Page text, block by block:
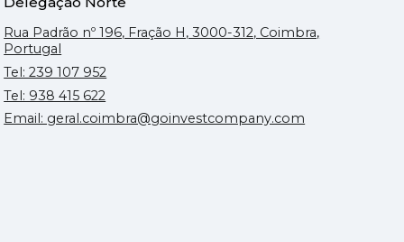
Rua Padrão nº 196, Fração H, 3000-312, Coimbra,
Portugal
Tel: 239 107 952
Tel: 938 415 622
Email: geral.coimbra@goinvestcompany.com